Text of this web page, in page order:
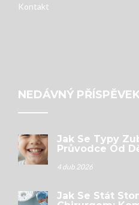
Kontakt
NEDÁVNÝ PŘÍSPĚVEK
Jak Se Typy
Průvodce Od
4 dub 2026
Jak Se Stát